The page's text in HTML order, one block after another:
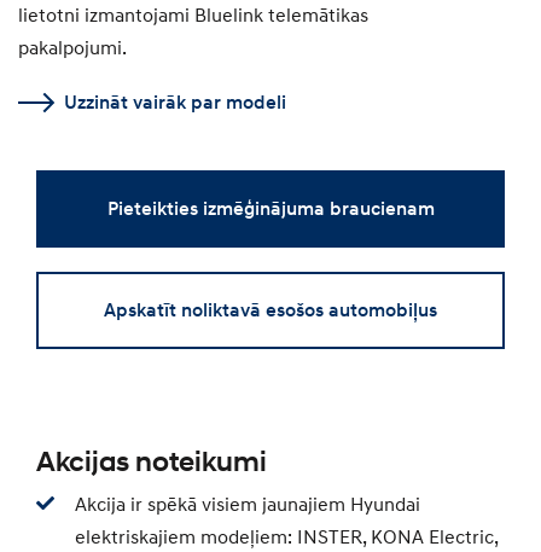
lietotni izmantojami Bluelink telemātikas
pakalpojumi.
Uzzināt vairāk par modeli
Pieteikties izmēģinājuma braucienam
Apskatīt noliktavā esošos automobiļus
Akcijas noteikumi
Akcija ir spēkā visiem jaunajiem Hyundai
elektriskajiem modeļiem: INSTER, KONA Electric,